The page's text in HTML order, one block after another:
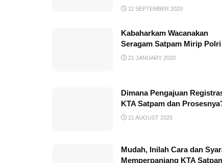
11 SEPTEMBER 2020
Kabaharkam Wacanakan
Seragam Satpam Mirip Polri
21 JANUARY 2020
Dimana Pengajuan
KTA Satpam dan
21 AUGUST 2025
Mudah, Inilah Cara dan
Memperpanjang KTA